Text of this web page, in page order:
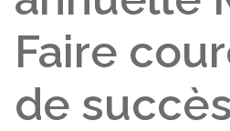
Faire
de succès